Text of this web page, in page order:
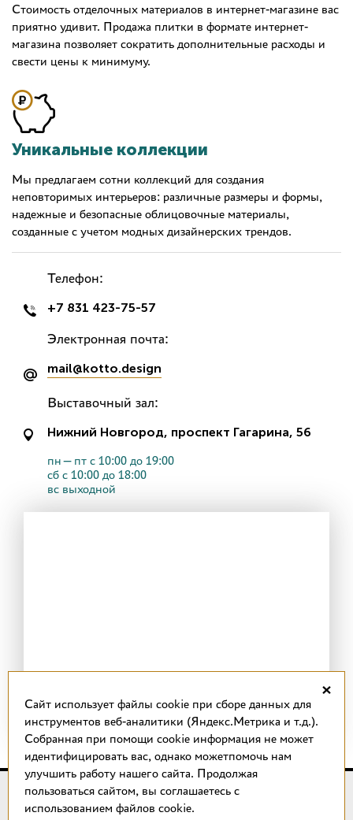
Стоимость отделочных материалов в интернет-магазине вас
приятно удивит. Продажа плитки в формате интернет-
магазина позволяет сократить дополнительные расходы и
свести цены к минимуму.
Уникальные коллекции
Мы предлагаем сотни коллекций для создания
неповторимых интерьеров: различные размеры и формы,
надежные и безопасные облицовочные материалы,
созданные с учетом модных дизайнерских трендов.
Телефон:
+7 831 423-75-57
Электронная почта:
mail@kotto.design
Выставочный зал:
Нижний Новгород, проспект Гагарина, 56
пн—пт с 10:00 до 19:00
сб с 10:00 до 18:00
вс выходной
© 2018 – 2026 КОТТО design
Магазин качественной плитки, светильников, напольных
×
Cайт использует файлы cookie при сборе данных для
инструментов веб-аналитики (Яндекс.Метрика и т.д.).
Собранная при помощи cookie информация не может
идентифицировать вас, однако можетпомочь нам
улучшить работу нашего сайта. Продолжая
пользоваться сайтом, вы соглашаетесь с
использованием файлов cookie.